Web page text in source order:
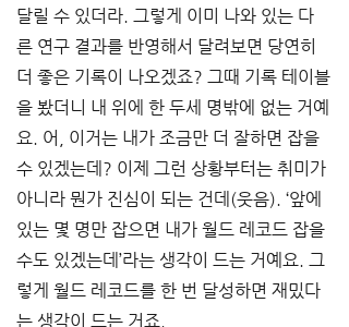
달릴 수 있더라. 그렇게 이미 나와 있는 다
른 연구 결과를 반영해서 달려보면 당연히
더 좋은 기록이 나오겠죠? 그때 기록 테이블
을 봤더니 내 위에 한 두세 명밖에 없는 거예
요. 어, 이거는 내가 조금만 더 잘하면 잡을
수 있겠는데? 이제 그런 상황부터는 취미가
아니라 뭔가 진심이 되는 건데(웃음). ‘앞에
있는 몇 명만 잡으면 내가 월드 레코드 잡을
수도 있겠는데’라는 생각이 드는 거예요. 그
렇게 월드 레코드를 한 번 달성하면 재밌다
는 생각이 드는 거죠.